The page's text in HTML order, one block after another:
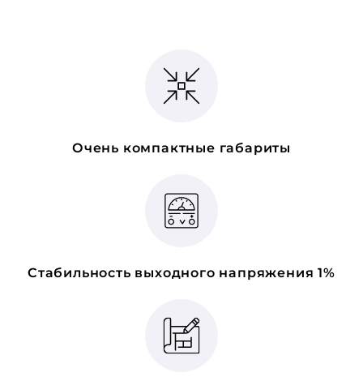
Очень компактные габариты
Стабильность выходного напряжения 1%